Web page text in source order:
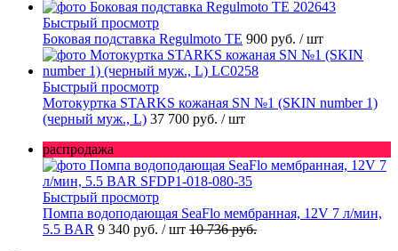
Быстрый просмотр
Боковая подставка Regulmoto TE 900 руб. / шт
Быстрый просмотр
Мотокуртка STARKS кожаная SN №1 (SKIN number 1)
(черный муж., L) 37 700 руб. / шт
распродажа
Быстрый просмотр
Помпа водоподающая SeaFlo мембранная, 12V 7 л/мин,
5.5 BAR 9 340 руб. / шт 10 736 руб.